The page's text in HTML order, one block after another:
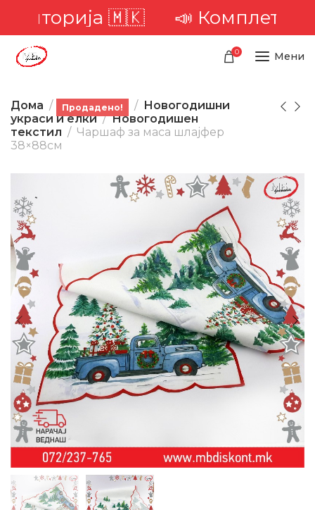
🇲🇰 📣 Комплетна
0 Мени
Дома Производи
Новогодишни
украси и елки
Новогодишен
текстил
Чаршаф за маса шлајфер
38×88см
Продадено!